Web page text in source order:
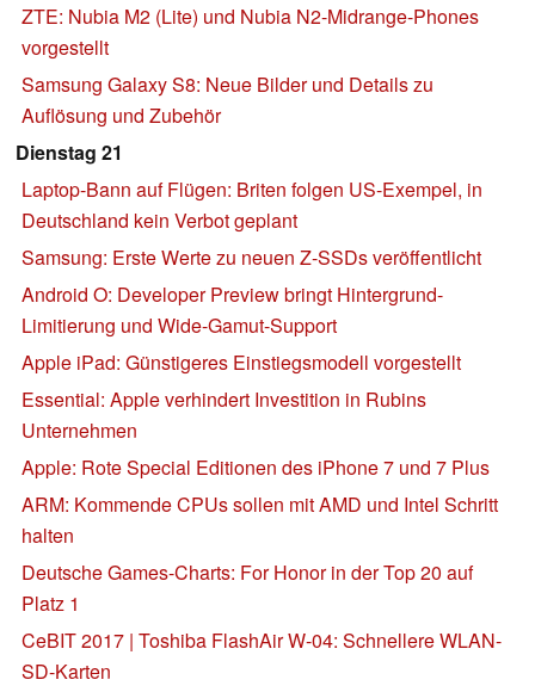
ZTE: Nubia M2 (Lite) und Nubia N2-Midrange-Phones
vorgestellt
Samsung Galaxy S8: Neue Bilder und Details zu
Auflösung und Zubehör
Dienstag 21
Laptop-Bann auf Flügen: Briten folgen US-Exempel, in
Deutschland kein Verbot geplant
Samsung: Erste Werte zu neuen Z-SSDs veröffentlicht
Android O: Developer Preview bringt Hintergrund-
Limitierung und Wide-Gamut-Support
Apple iPad: Günstigeres Einstiegsmodell vorgestellt
Essential: Apple verhindert Investition in Rubins
Unternehmen
Apple: Rote Special Editionen des iPhone 7 und 7 Plus
ARM: Kommende CPUs sollen mit AMD und Intel Schritt
halten
Deutsche Games-Charts: For Honor in der Top 20 auf
Platz 1
CeBIT 2017 | Toshiba FlashAir W-04: Schnellere WLAN-
SD-Karten